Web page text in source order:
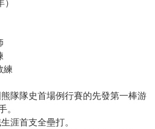
練
隊隊史首場例行賽的先發第一棒游
。
涯首支全壘打。